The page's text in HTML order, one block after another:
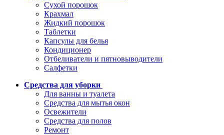
Сухой порошок
Крахмал
Жидкий порошок
Таблетки
Капсулы для белья
Кондиционер
Отбеливатели и пятновыводители
Салфетки
Средства для уборки
Для ванны и туалета
Средства для мытья окон
Освежители
Средства для полов
Ремонт